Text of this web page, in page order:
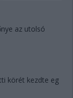
az utolsó
körét kezdte eg